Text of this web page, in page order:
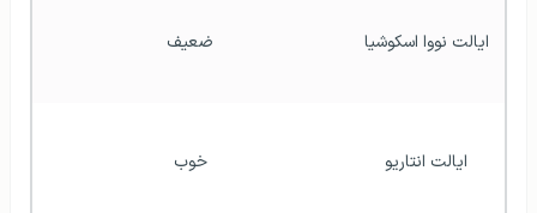
ایالت نووا اسکوشیا ضعیف
ایالت انتاریو خوب